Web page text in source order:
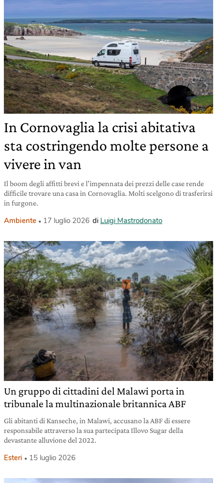
In Cornovaglia la crisi abitativa
sta costringendo molte persone a
vivere in van
Il boom degli affitti brevi e l’impennata dei prezzi delle case rende
difficile trovare una casa in Cornovaglia. Molti scelgono di trasferirsi
in furgone.
Ambiente 17 luglio 2026 di Luigi Mastrodonato
Un gruppo di cittadini del Malawi porta in
tribunale la multinazionale britannica ABF
Gli abitanti di Kanseche, in Malawi, accusano la ABF di essere
responsabile attraverso la sua partecipata Illovo Sugar della
devastante alluvione del 2022.
Esteri 15 luglio 2026